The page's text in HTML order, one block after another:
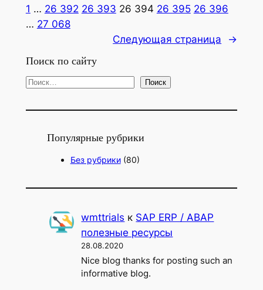
1 … 26 392 26 393 26 394 26 395 26 396
… 27 068
Следующая страница
→
Поиск по сайту
П
и
Поиск
Популярные рубрики
Без рубрики(80)
wmttrials к SAP ERP / ABAP
полезные ресурсы
28.08.2020
Nice blog thanks for posting such an
informative blog.